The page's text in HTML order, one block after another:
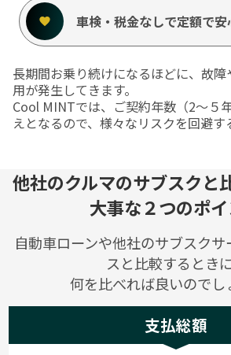
車検・税金なしで定額で安
長期間お乗り続けになるほどに、故
用が発生してきます。
Cool MINTでは、ご契約年数（2〜５
えとなるので、様々なリスクを回避す
他社のクルマのサブスクと
大事な２つのポ
自動車ローンや他社のサブスク
スと比較するときに
何を比べれば良いのでし
支払総額